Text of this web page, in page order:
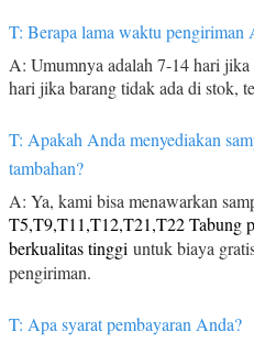
T: Berapa lama waktu pengiriman
A: Umumnya adalah 7-14 hari
hari jika barang tidak ada di stok,
T: Apakah Anda menyediakan
tambahan?
A: Ya, kami bisa menawarkan
T5,T9,T11,T12,T21,T22 Tabung
berkualitas tinggi untuk biaya
pengiriman.
T: Apa syarat pembayaran Anda?